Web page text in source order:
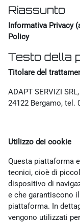
Riassunto
Informativa Privacy
Policy
Testo della
Titolare del
ADAPT SERVIZI
24122 Bergamo, tel.
Utilizzo dei cookie
Questa piattaforma
tecnici, cioè di
dispositivo di
e che garantiscono
piattaforma. In
vengono utilizzati